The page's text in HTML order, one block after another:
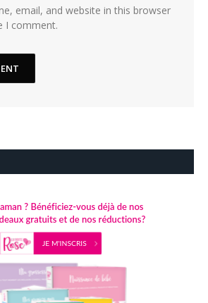
email, and website in this browser
I comment.